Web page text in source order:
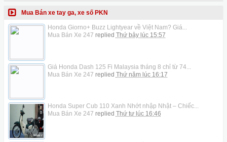
Mua Bán xe tay ga, xe số PKN
Honda Giorno+ Buzz Lightyear về Việt Nam? Giá...
Mua Bán Xe 247 replied Thứ bảy lúc 15:57
Giá Honda Dash 125 Fi Malaysia tháng 8 chỉ từ 74...
Mua Bán Xe 247 replied Thứ năm lúc 16:17
Honda Super Cub 110 Xanh Nhớt nhập Nhật – Chiếc...
Mua Bán Xe 247 replied Thứ tư lúc 16:46